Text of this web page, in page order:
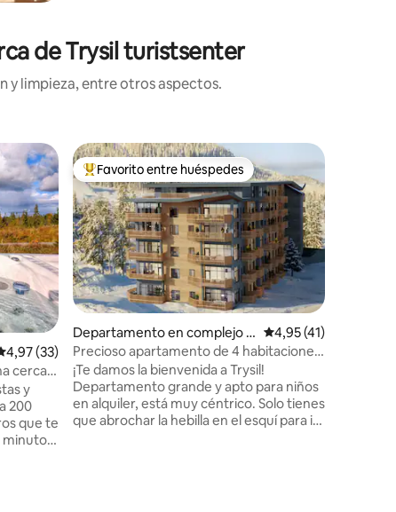
de Trysil turistsenter
y limpieza, entre otros aspectos.
destacados
promedio: 4,97 de 5. 33 evaluaciones
4,97 (33)
cerca
y
que te
minutos
Favorito entre los huéspedes más destacados
Favorito entre huéspedes
Departamento en complejo r
esidencial en Trysil
Calificación
4,95 (41)
Precioso apartamento de 4 habitaciones
| Trysil Alpin Lodge
¡Te damos la bienvenida a Trysil!
Departamento grande y apto para niños
en alquiler, está muy céntrico. Solo tienes
que abrochar la hebilla en el esquí para ir